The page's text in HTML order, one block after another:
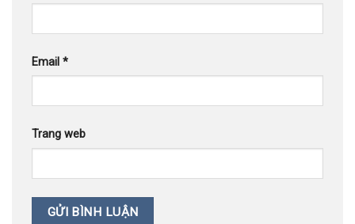
Email *
Trang web